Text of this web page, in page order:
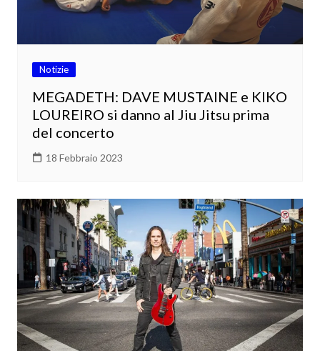
Notizie
MEGADETH: DAVE MUSTAINE e KIKO
LOUREIRO si danno al Jiu Jitsu prima
del concerto
18 Febbraio 2023